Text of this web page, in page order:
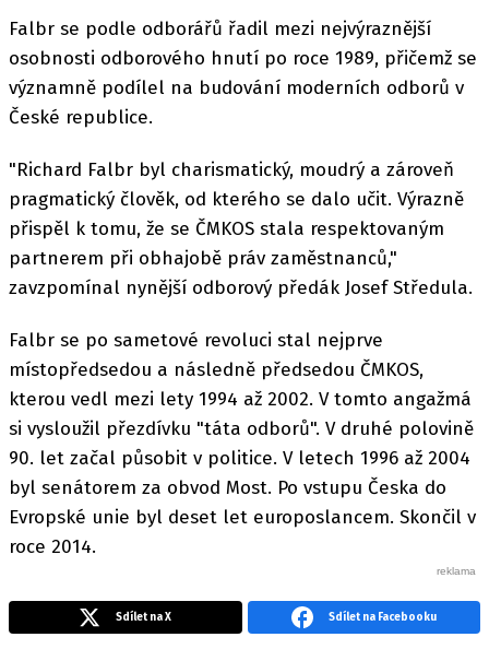
Falbr se podle odborářů řadil mezi nejvýraznější
osobnosti odborového hnutí po roce 1989, přičemž se
významně podílel na budování moderních odborů v
České republice.
"Richard Falbr byl charismatický, moudrý a zároveň
pragmatický člověk, od kterého se dalo učit. Výrazně
přispěl k tomu, že se ČMKOS stala respektovaným
partnerem při obhajobě práv zaměstnanců,"
zavzpomínal nynější odborový předák Josef Středula.
Falbr se po sametové revoluci stal nejprve
místopředsedou a následně předsedou ČMKOS,
kterou vedl mezi lety 1994 až 2002. V tomto angažmá
si vysloužil přezdívku "táta odborů". V druhé polovině
90. let začal působit v politice. V letech 1996 až 2004
byl senátorem za obvod Most. Po vstupu Česka do
Evropské unie byl deset let europoslancem. Skončil v
roce 2014.
Sdílet na X Sdílet na Facebooku